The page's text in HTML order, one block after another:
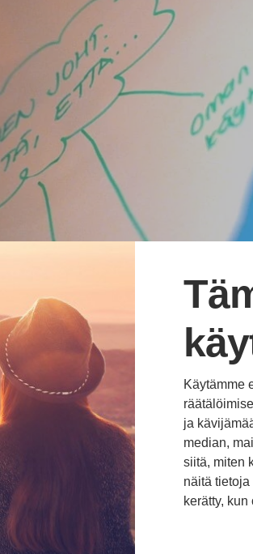
Käytämme
ja
median,
siitä, miten
näitä
kerätty,
-ryhmämme aloitti
Haimme yksin ja yhdessä
valmistauduimme Namibiaan
perusteella Namibian
kvanttihyppyjä. Sen verran
on koolla.